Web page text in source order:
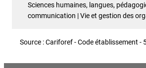
Sciences humaines, langues,
communication | Vie et gestion des
Source : Cariforef - Code établissement -